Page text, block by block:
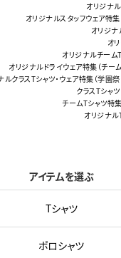
オリジナ
オリジナルスタッフウェア特
オリジナ
オ
オリジナルチーム
オリジナルドライウェア特集（チー
ルクラスTシャツ・ウェア特集（学園
クラスTシャ
チームTシャツ特
オリジナ
アイテムを選ぶ
Tシャツ
ポロシャツ